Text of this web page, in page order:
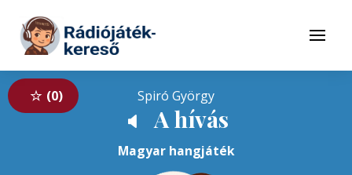
Tovább a tartalomhoz
Menü
0 Spiró György
🔈 A hívás
Magyar hangjáték